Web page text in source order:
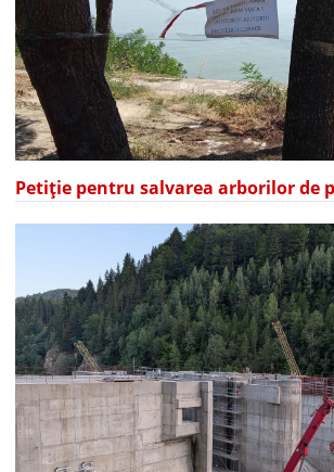
Petiție pentru salvarea arborilor de